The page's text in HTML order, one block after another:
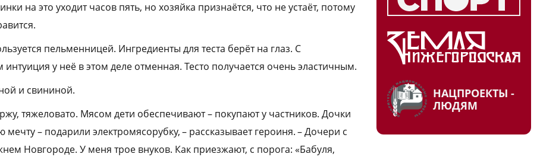
на это уходит часов пять, но хозяйка признаётся, что не устаёт, потому
пельменницей. Ингредиенты для теста берёт на глаз. С
у неё в этом деле отменная. Тесто получается очень эластичным.
и свининой.
тяжеловато. Мясом дети обеспечивают – покупают у частников. Дочки
– подарили электромясорубку, – рассказывает героиня. – Дочери с
Новгороде. У меня трое внуков. Как приезжают, с порога: «Бабуля,
НАЦПРОЕКТЫ -
ЛЮДЯМ